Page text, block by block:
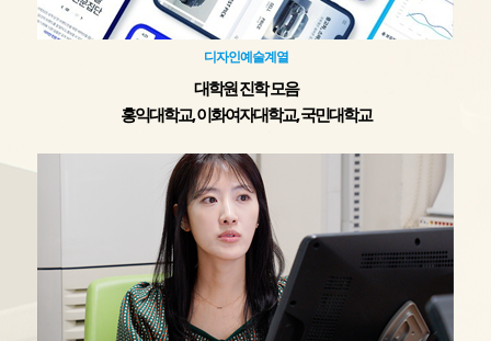
디자인예술계열
대학원 진학 모음
홍익대학교, 이화여자대학교, 국민대학교